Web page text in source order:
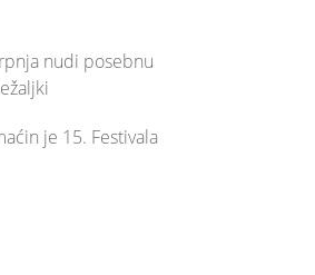
nudi posebnu
je 15. Festivala